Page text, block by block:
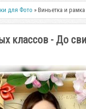
для Фото » Виньетка и
классов - До